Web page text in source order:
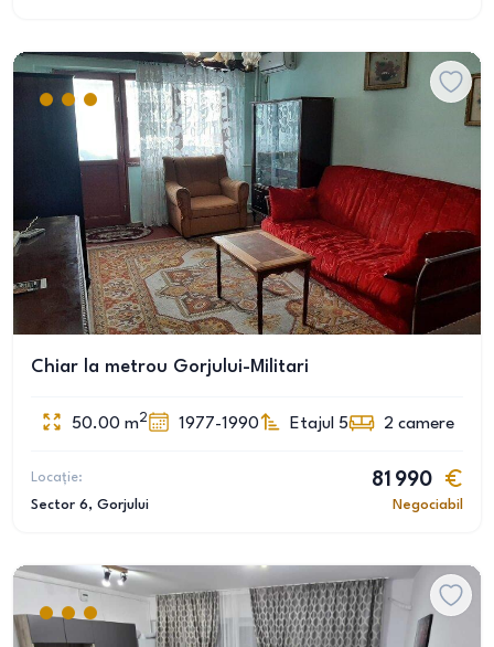
Chiar la metrou Gorjului-Militari
50.00 m2 1977-1990 Etajul 5 2 camere
Locație:
Sector 6, Gorjului
81 990
Negociabil